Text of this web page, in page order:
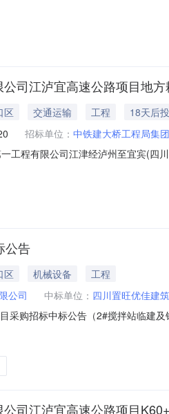
招标人：中铁建大桥工程局集团第一
司江泸宜高速公路项目地
区 交通运输 工程
18天后
招标单位： 中铁建大桥工程局集
工程有限公司江津经泸州至宜宾(
耕地整治工程进行分包招标。二、
公告
区 机械设备
工程
公司 中标单位： 四川置旺优佳建
采购招标中标公告（2#搅拌站临建
司江泸宜高速公路项目